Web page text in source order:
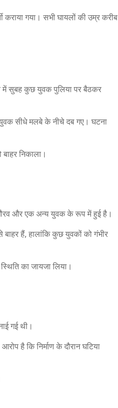
कराया गया। सभी घायलों की उम्र करीब
में सुबह कुछ युवक पुलिया पर बैठकर
युवक सीधे मलबे के नीचे दब गए। घटना
निकाला।
और एक अन्य युवक के रूप में हुई है।
हैं, हालांकि कुछ युवकों को गंभीर
का जायजा लिया।
गई थी।
है कि निर्माण के दौरान घटिया